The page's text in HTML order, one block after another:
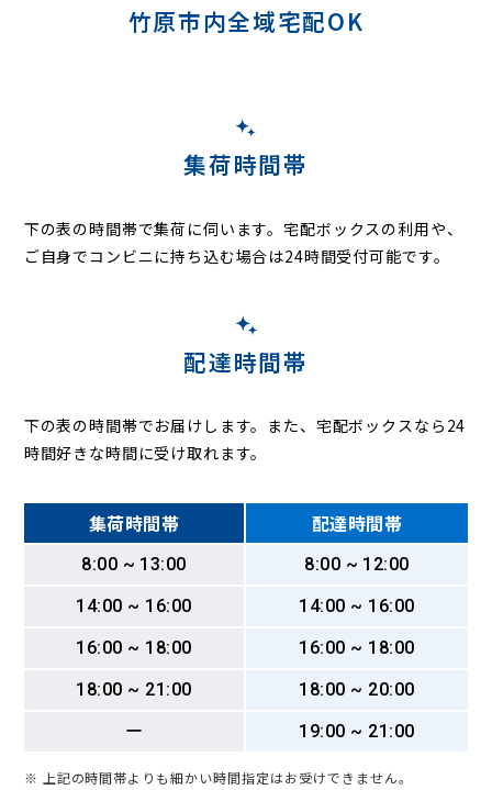
竹原市内全域宅配OK
集荷時間帯
下の表の時間帯で集荷に伺います。宅配ボックスの利用や、
ご自身でコンビニに持ち込む場合は24時間受付可能です。
配達時間帯
下の表の時間帯でお届けします。また、宅配ボックスなら24
時間好きな時間に受け取れます。
集荷時間帯 配達時間帯
8:00 ~ 13:00
8:00 ~ 12:00
14:00 ~ 16:00
14:00 ~ 16:00
16:00 ~ 18:00
16:00 ~ 18:00
18:00 ~ 21:00
18:00 ~ 20:00
ー
19:00 ~ 21:00
※ 上記の時間帯よりも細かい時間指定はお受けできません。